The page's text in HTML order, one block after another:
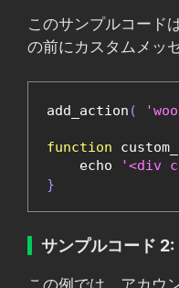
このサンプルコード
の前にカスタムメッ
add_action (
function
    echo
'<div
}
サンプルコード
この例では、アカウ